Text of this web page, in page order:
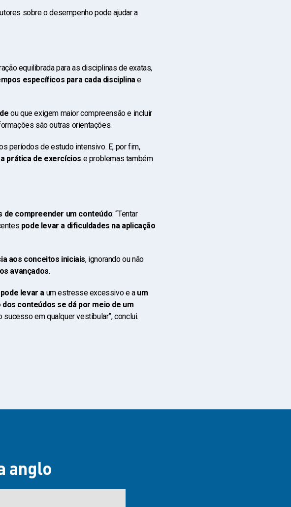
sobre o desempenho pode ajudar a
equilibrada para as disciplinas de exatas,
específicos para cada disciplina e
ou que exigem maior compreensão e incluir
são outras orientações.
períodos de estudo intensivo. E, por fim,
prática de exercícios e problemas também
de compreender um conteúdo: “Tentar
pode levar a dificuldades na aplicação
aos conceitos iniciais, ignorando ou não
avançados.
pode levar a um estresse excessivo e a um
conteúdos se dá por meio de um
sucesso em qualquer vestibular”, conclui.
anglo